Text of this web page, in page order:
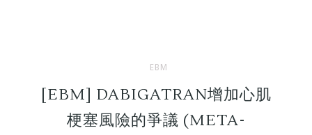
EBM
[EBM] DABIGATRAN增加心肌
梗塞風險的爭議 (META-